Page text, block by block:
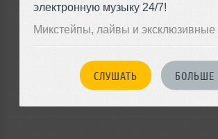
электронную музыку 24/7!
Микстейпы, лайвы и
СЛУШАТЬ БОЛЬШЕ
Или
войдите на
чтобы оставить